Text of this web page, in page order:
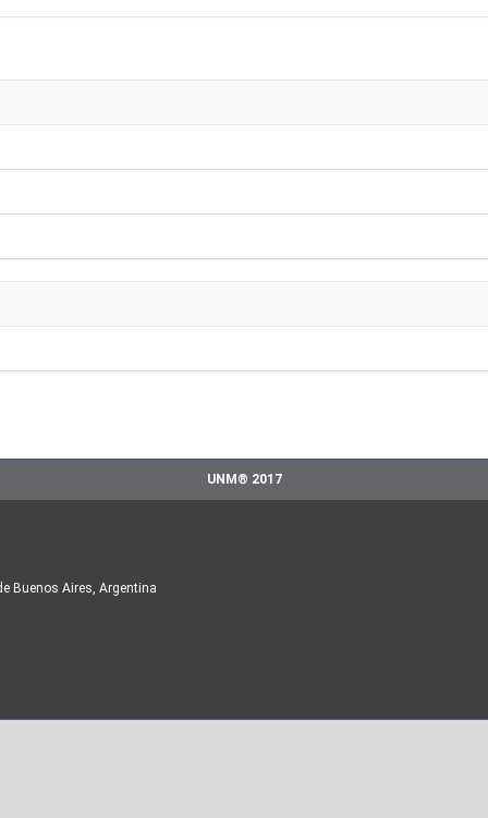
UNM® 2017
Buenos Aires, Argentina